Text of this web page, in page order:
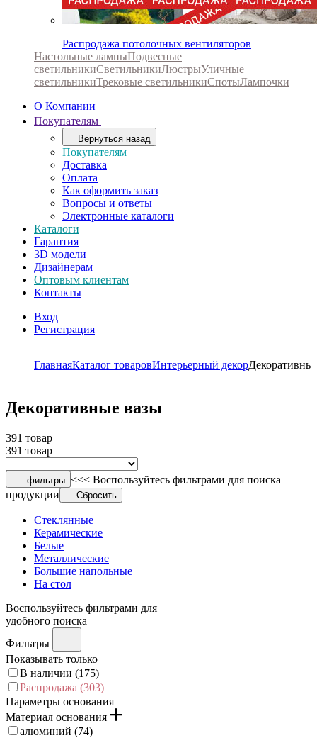
Распродажа потолочных вентиляторов
Настольные лампыПодвесные
светильникиСветильникиЛюстрыУличные
светильникиТрековые светильникиСпотыЛампочки
О Компании
Покупателям
Вернуться назад
Покупателям
Доставка
Оплата
Как оформить заказ
Вопросы и ответы
Электронные каталоги
Каталоги
Гарантия
3D модели
Дизайнерам
Оптовым клиентам
Контакты
Вход
Регистрация
ГлавнаяКаталог товаровИнтерьерный декор
Декоративные вазы
391 товар
391 товар
фильтры <<< Воспользуйтесь фильтрами для поиска
продукции
Сбросить
Стеклянные
Керамические
Белые
Металлические
Большие напольные
На стол
Воспользуйтесь фильтрами для
удобного поиска
Фильтры
Показывать только
В наличии (175)
Распродажа (303)
Параметры основания
Материал основания
алюминий (74)